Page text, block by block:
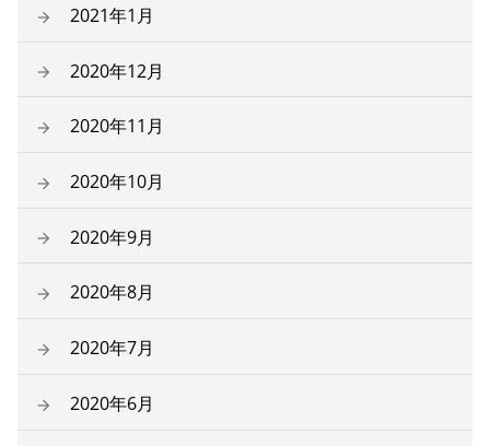
2021年1月
2020年12月
2020年11月
2020年10月
2020年9月
2020年8月
2020年7月
2020年6月